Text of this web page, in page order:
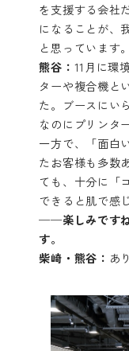
を支援する会社
になることが、
と思っています。
熊谷： 11月に環
ターや複合機と
た。ブースにい
なのにプリンタ
一方で、「面白
たお客様も多数
ても、十分に「
できると肌で感
──楽しみです
す。
柴崎・熊谷： あ